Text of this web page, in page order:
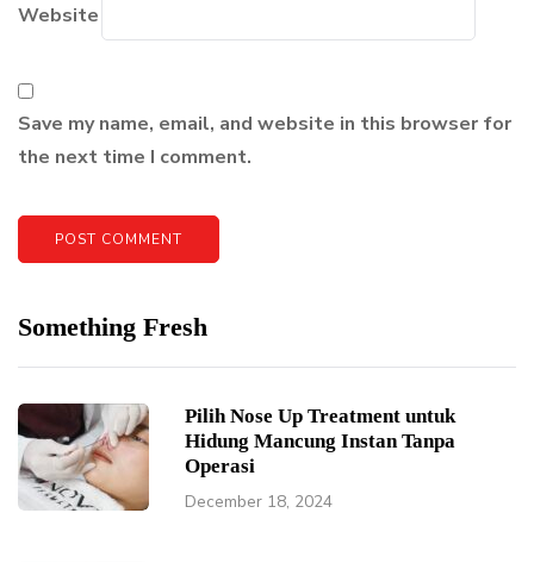
Website
Save my name, email, and website in this browser for
the next time I comment.
Something Fresh
Pilih Nose Up Treatment untuk
Hidung Mancung Instan Tanpa
Operasi
December 18, 2024